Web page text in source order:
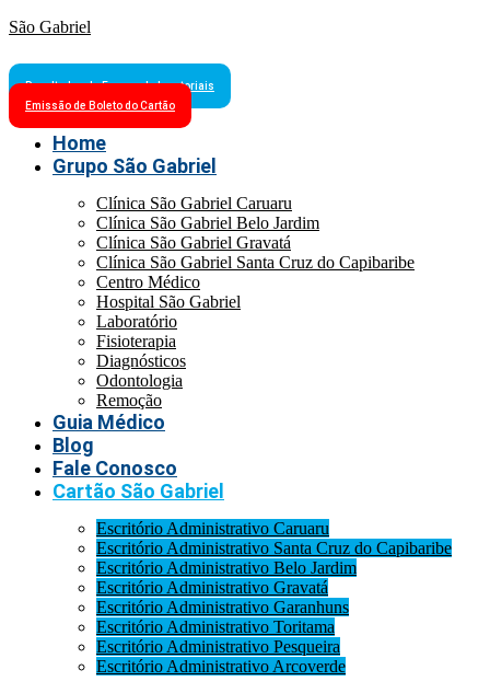
São Gabriel
Resultados de Exames Laboratoriais
Emissão de Boleto do Cartão
Home
Grupo São Gabriel
Clínica São Gabriel Caruaru
Clínica São Gabriel Belo Jardim
Clínica São Gabriel Gravatá
Clínica São Gabriel Santa Cruz do Capibaribe
Centro Médico
Hospital São Gabriel
Laboratório
Fisioterapia
Diagnósticos
Odontologia
Remoção
Guia Médico
Blog
Fale Conosco
Cartão São Gabriel
Escritório Administrativo Caruaru
Escritório Administrativo Santa Cruz do Capibaribe
Escritório Administrativo Belo Jardim
Escritório Administrativo Gravatá
Escritório Administrativo Garanhuns
Escritório Administrativo Toritama
Escritório Administrativo Pesqueira
Escritório Administrativo Arcoverde